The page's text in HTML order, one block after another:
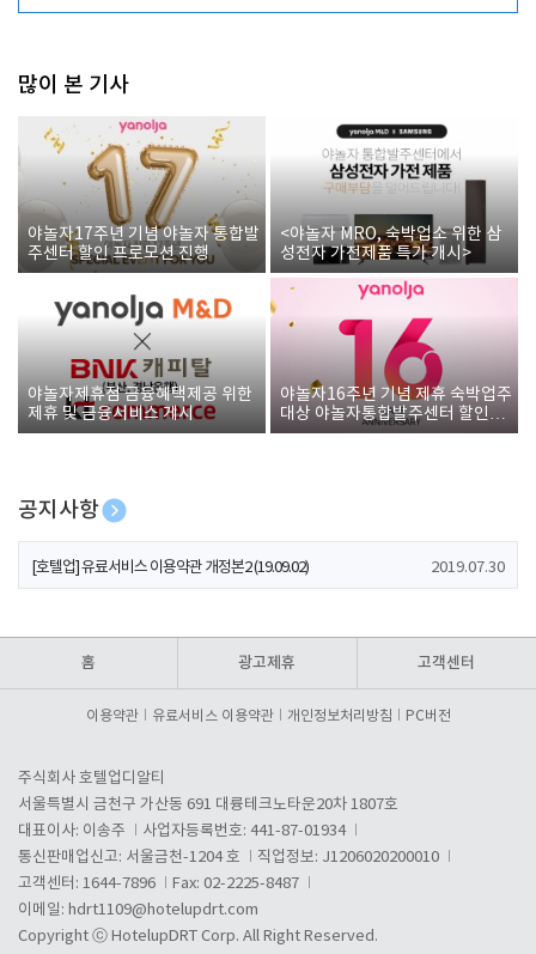
많이 본 기사
야놀자17주년 기념 야놀자 통합발
주센터 할인 프로모션 진행
<야놀자 MRO, 숙박업소 위한 삼
성전자 가전제품 특가 개시>
야놀자제휴점 금융혜택제공 위한
제휴 및 금융서비스 게시
야놀자16주년 기념 제휴 숙박업주
대상 야놀자통합발주센터 할인쿠
폰 증정
공지사항
[호텔업] 개인정보 처리방침 개정본1 (19.09.02)
[호텔업] 유료서비스 이용약관 개정본2 (19.09.02) 2019.07.30
홈 광고제휴 고객센터
이용약관 유료서비스 이용약관 개인정보처리방침 PC버전
주식회사 호텔업디알티
서울특별시 금천구 가산동 691 대륭테크노타운20차 1807호
대표이사: 이송주
사업자등록번호: 441-87-01934
통신판매업신고: 서울금천-1204 호
직업정보: J1206020200010
고객센터: 1644-7896
Fax: 02-2225-8487
이메일: hdrt1109@hotelupdrt.com
Copyright ⓒ HotelupDRT Corp. All Right Reserved.